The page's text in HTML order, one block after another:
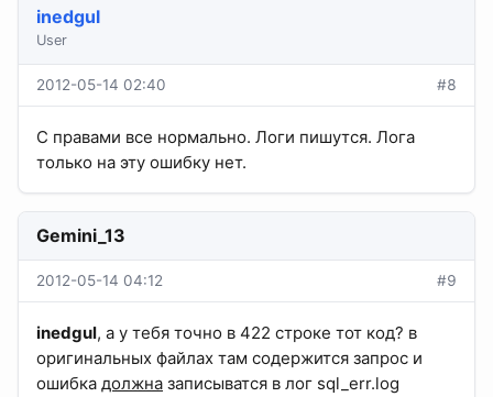
inedgul
User
2012-05-14 02:40 #8
С правами все нормально. Логи пишутся. Лога
только на эту ошибку нет.
Gemini_13
2012-05-14 04:12 #9
inedgul, а у тебя точно в 422 строке тот код? в
оригинальных файлах там содержится запрос и
ошибка должна записыватся в лог sql_err.log